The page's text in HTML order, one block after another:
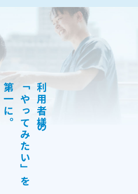
利用者様の
「やってみたい」を
第一に。